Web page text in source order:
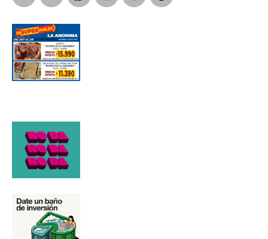
Número de teléfono